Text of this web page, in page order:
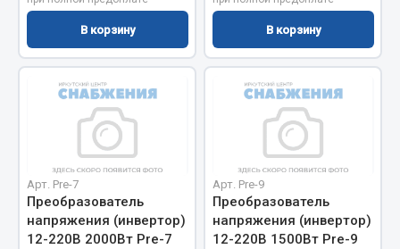
Автомобильный инструмент
Измерительный инструмент
Крепежный инструмент
Режущий инструмент
Силовое оборудование
Слесарный инструмент
Столярный инструмент
Показать ещё
В корзину В корзину
Арт. Pre-7
Преобразователь
напряжения (инвертор)
12-220В 2000Вт Pre-7
Арт. Pre-9
Преобразователь
напряжения (инвертор)
12-220В 1500Вт Pre-9